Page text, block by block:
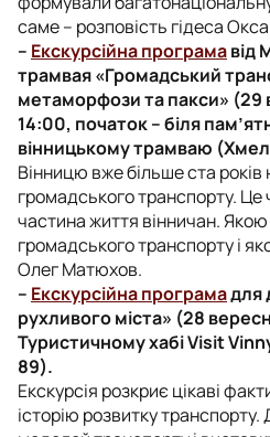
саме – розповість гідеса
– Екскурсійна програмавід
трамвая «Громадський
метаморфози та пакси» (29
14:00, початок – біля
вінницькому трамваю
Вінницю вже більше ста
громадського транспорту. Це
частина життя вінничан.
громадського транспорту і
Олег Матюхов.
– Екскурсійна програмадля
рухливого міста» (28
Туристичному хабі Visit
89).
Екскурсія розкриє цікаві
історію розвитку